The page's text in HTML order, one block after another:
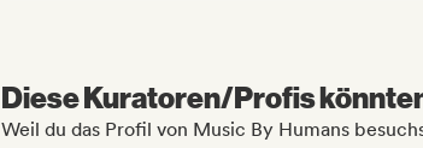
Diese Kuratoren/Profis
Weil du das Profil von Music By Humans